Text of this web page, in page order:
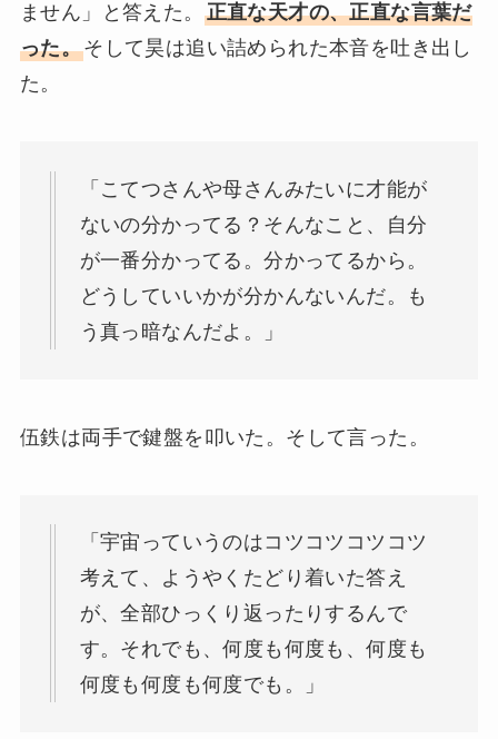
ません」と答えた。 正直な天才の、正直な言葉だ
った。そして昊は追い詰められた本音を吐き出し
た。
「こてつさんや母さんみたいに才能が
ないの分かってる？そんなこと、自分
が一番分かってる。分かってるから。
どうしていいかが分かんないんだ。も
う真っ暗なんだよ。」
伍鉄は両手で鍵盤を叩いた。そして言った。
「宇宙っていうのはコツコツコツコツ
考えて、ようやくたどり着いた答え
が、全部ひっくり返ったりするんで
す。それでも、何度も何度も、何度も
何度も何度も何度でも。」